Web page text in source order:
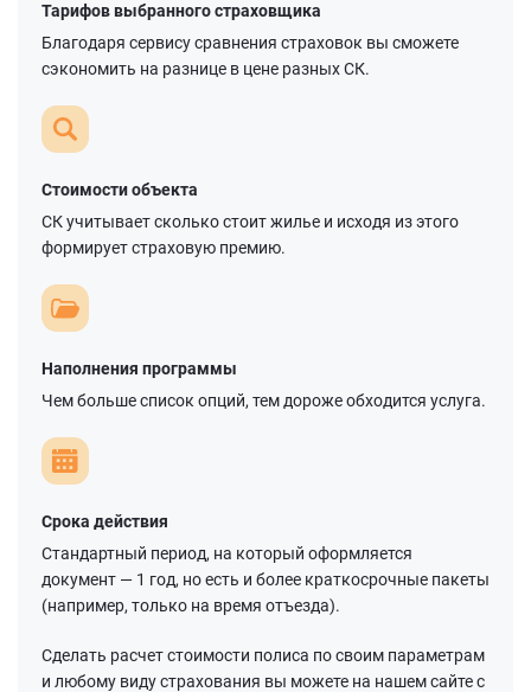
Тарифов выбранного страховщика
Благодаря сервису сравнения страховок вы сможете
сэкономить на разнице в цене разных СК.
Стоимости объекта
СК учитывает сколько стоит жилье и исходя из этого
формирует страховую премию.
Наполнения программы
Чем больше список опций, тем дороже обходится услуга.
Срока действия
Стандартный период, на который оформляется
документ — 1 год, но есть и более краткосрочные пакеты
(например, только на время отъезда).
Сделать расчет стоимости полиса по своим параметрам
и любому виду страхования вы можете на нашем сайте с